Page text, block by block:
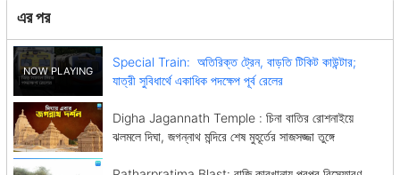
এর পর
Special Train: অতিরিক্ত ট্রেন, বাড়তি টিকিট কাউন্টার;
যাত্রী সুবিধার্থে একাধিক পদক্ষেপ পূর্ব রেলের
Digha Jagannath Temple : চিনা বাতির রোশনাইয়ে
ঝলমলে দিঘা, জগন্নাথ মন্দিরে শেষ মুহূর্তের সাজসজ্জা তুঙ্গে